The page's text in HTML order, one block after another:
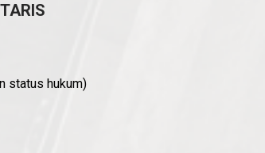
status hukum)